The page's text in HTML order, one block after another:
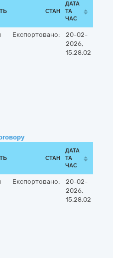
СТАН
ДАТА
ТА
ЧАС
Експортовано:
20-02-
2026,
15:28:02
СТАН
ДАТА
ТА
ЧАС
Експортовано:
20-02-
2026,
15:28:02